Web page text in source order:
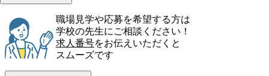
職場見学や応募を希望する方は
学校の先生にご相談ください！
求人番号をお伝えいただくと
スムーズです